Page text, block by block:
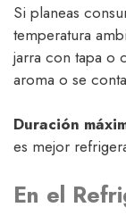
Si planeas
temperatura
jarra con tapa o
aroma o se
Duración
es mejor
En el